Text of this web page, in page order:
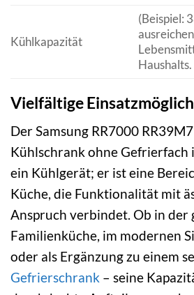
Kühlkapazität
(Beispiel:
Haushalts.
Vielfältige
Der Samsung RR7000
Kühlschrank ohne Gefrierfach
ein Kühlgerät; er ist eine
Küche, die Funktionalität mit
Anspruch verbindet. Ob in der
Familienküche, im modernen
oder als Ergänzung zu einem
Gefrierschrank – seine